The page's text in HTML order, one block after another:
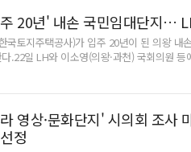
그러니 남아 있다.
도체 등 첨단전략산업
가 조성하지만 이와
등 노력을 기울일 것
는 만큼 GH의 역할
혔다. /강기정기자
인시 남사읍 일원. /경
을 옮긴 남편을 대신
다"며 울부짖었다.맞
만뒀다. 미추홀구 전
달라고 부탁한 성씨
원회' 활동에 참여
련했다. 달마다 250
해…" 아빠의 한숨최
질변경(경작 제외), 벌채·식재 등이 제한된다
·고추건조장 등 농림수산물의 생산에 직접
경 행위 등은 제외된다.시는 앞서 지난달
이날 최종 고시했다. 용인/황성규기자
20년' 내손 국민임대단지…
국토지주택공사)가 입주 20년이 된 의왕 내
.22일 LH와 이소영(의왕·과천) 국회의원
을 포함해 승강기 및 주방가구 등을 교체하
까지 외벽 재도장 작업(10억원)을 실시하는
판 교체 작업과 운동기구 증설 또한 수선사
리공단이 위탁받아 관리 중인 곳으로 2003년
요건인 '20년'이 된 국민임대단지이다.이 수
영상·문화단지' 시의회 조
정